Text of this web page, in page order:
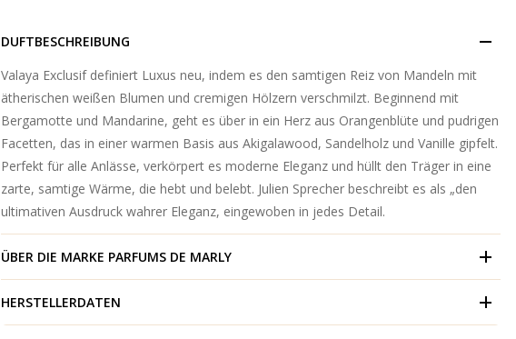
DUFTBESCHREIBUNG
Valaya Exclusif definiert Luxus neu, indem es den samtigen Reiz von Mandeln mit
ätherischen weißen Blumen und cremigen Hölzern verschmilzt. Beginnend mit
Bergamotte und Mandarine, geht es über in ein Herz aus Orangenblüte und pudrigen
Facetten, das in einer warmen Basis aus Akigalawood, Sandelholz und Vanille gipfelt.
Perfekt für alle Anlässe, verkörpert es moderne Eleganz und hüllt den Träger in eine
zarte, samtige Wärme, die hebt und belebt. Julien Sprecher beschreibt es als „den
ultimativen Ausdruck wahrer Eleganz, eingewoben in jedes Detail.
ÜBER DIE MARKE PARFUMS DE MARLY
HERSTELLERDATEN